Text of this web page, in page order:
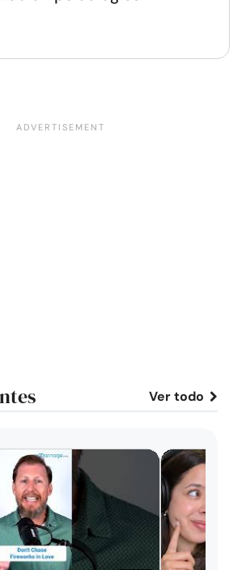
Ver todo